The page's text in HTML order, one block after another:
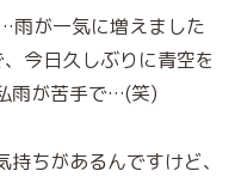
が一気に増えました
今日久しぶりに青空を
雨が苦手で…(笑)
ちがあるんですけど、